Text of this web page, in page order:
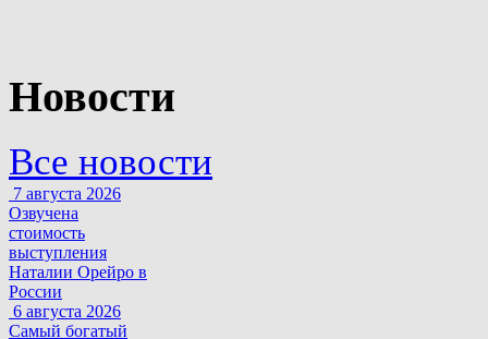
Новости
Все новости
7 августа 2026
Озвучена
стоимость
выступления
Наталии Орейро в
России
6 августа 2026
Самый богатый